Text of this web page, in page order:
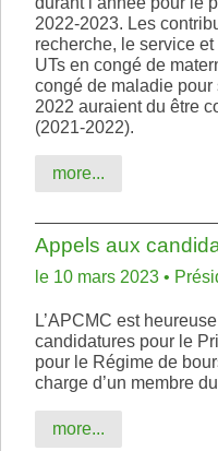
2022-2023. Les
recherche, le service
UTs en congé de
congé de maladie
2022 auraient du être
(2021-2022).
more...
Appels aux
le 10 mars 2023 •
L’APCMC est
candidatures pour le
pour le Régime de
charge d’un membre
more...